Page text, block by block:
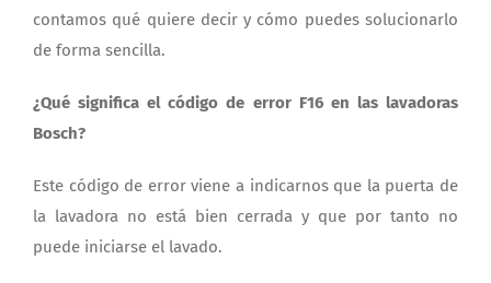
contamos qué quiere decir y cómo puedes solucionarlo
de forma sencilla.
¿Qué significa el código de error F16 en las lavadoras
Bosch?
Este código de error viene a indicarnos que la puerta de
la lavadora no está bien cerrada y que por tanto no
puede iniciarse el lavado.